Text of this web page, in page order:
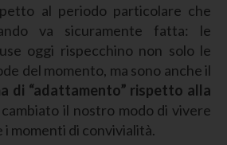
al periodo particolare che
va sicuramente fatta: le
oggi rispecchino non solo le
del momento, ma sono anche il
di “adattamento” rispetto alla
il nostro modo di vivere
i momenti di convivialità.